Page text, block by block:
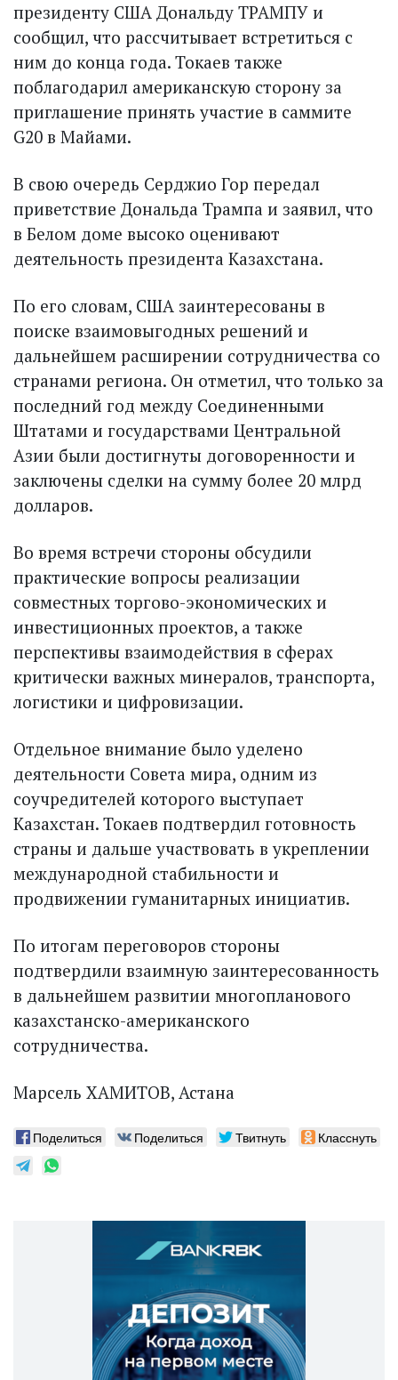
президенту США Дональду ТРАМПУ и
сообщил, что рассчитывает встретиться с
ним до конца года. Токаев также
поблагодарил американскую сторону за
приглашение принять участие в саммите
G20 в Майами.
В свою очередь Серджио Гор передал
приветствие Дональда Трампа и заявил, что
в Белом доме высоко оценивают
деятельность президента Казахстана.
По его словам, США заинтересованы в
поиске взаимовыгодных решений и
дальнейшем расширении сотрудничества со
странами региона. Он отметил, что только за
последний год между Соединенными
Штатами и государствами Центральной
Азии были достигнуты договоренности и
заключены сделки на сумму более 20 млрд
долларов.
Во время встречи стороны обсудили
практические вопросы реализации
совместных торгово-экономических и
инвестиционных проектов, а также
перспективы взаимодействия в сферах
критически важных минералов, транспорта,
логистики и цифровизации.
Отдельное внимание было уделено
деятельности Совета мира, одним из
соучредителей которого выступает
Казахстан. Токаев подтвердил готовность
страны и дальше участвовать в укреплении
международной стабильности и
продвижении гуманитарных инициатив.
По итогам переговоров стороны
подтвердили взаимную заинтересованность
в дальнейшем развитии многопланового
казахстанско-американского
сотрудничества.
Марсель ХАМИТОВ, Астана
Поделиться Поделиться Твитнуть Класснуть